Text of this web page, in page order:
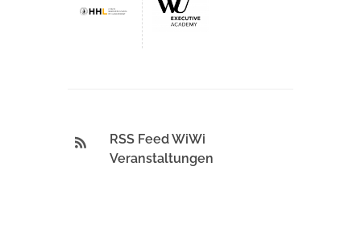
RSS Feed WiWi
Veranstaltungen